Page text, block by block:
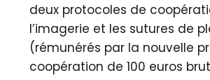
deux protocoles de
l’imagerie et les sutures de
(rémunérés par la nouvelle
coopération de 100 euros